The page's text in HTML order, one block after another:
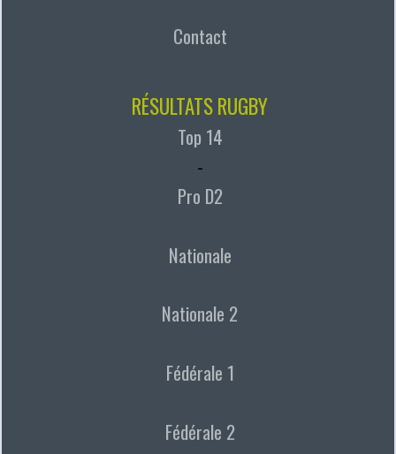
Contact
RÉSULTATS RUGBY
Top 14
-
Pro D2
Nationale
Nationale 2
Fédérale 1
Fédérale 2